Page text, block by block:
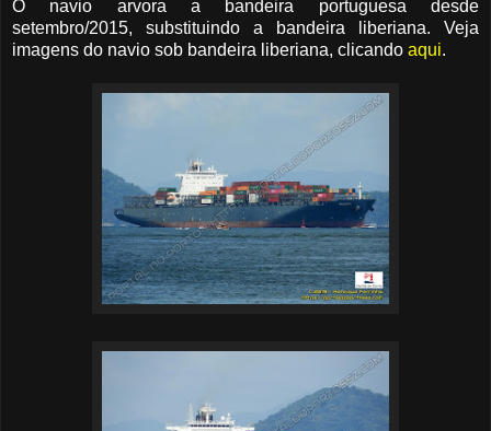
O navio arvora a bandeira portuguesa desde
setembro/2015, substituindo a bandeira liberiana. Veja
imagens do navio sob bandeira liberiana, clicando aqui.